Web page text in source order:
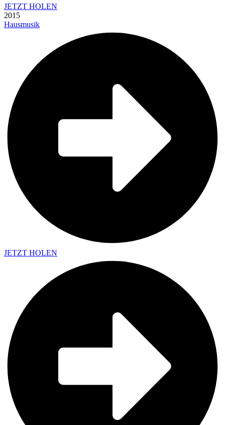
JETZT HOLEN
2015
Hausmusik
JETZT HOLEN